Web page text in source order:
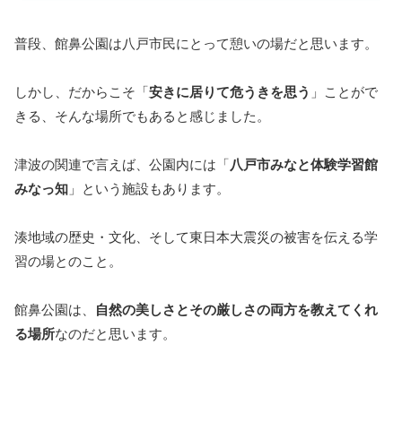
普段、館鼻公園は八戸市民にとって憩いの場だと思います。
しかし、だからこそ「安きに居りて危うきを思う 」ことがで
きる、そんな場所でもあると感じました。
津波の関連で言えば、公園内には「八戸市みなと体験学習館
みなっ知 」という施設もあります。
湊地域の歴史・文化、そして東日本大震災の被害を伝える学
習の場とのこと。
館鼻公園は、
自然の美しさとその厳しさの両方を教えてくれ
る場所なのだと思います。